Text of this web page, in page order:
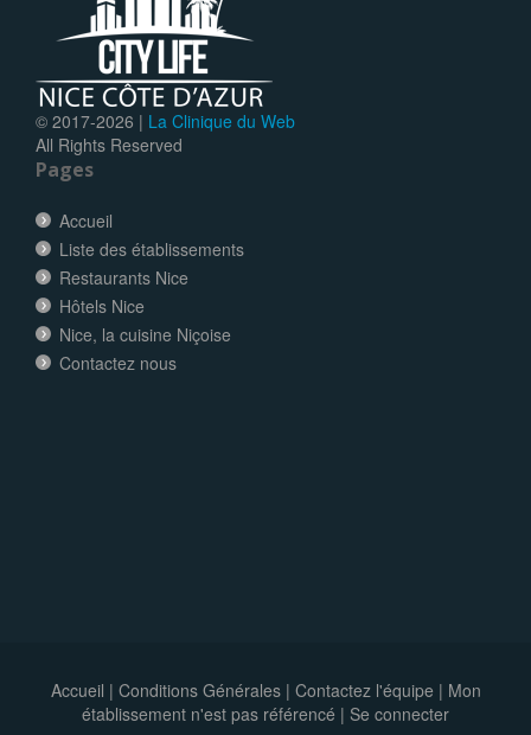
© 2017-2026 | La Clinique du Web
All Rights Reserved
Pages
Accueil
Liste des établissements
Restaurants Nice
Hôtels Nice
Nice, la cuisine Niçoise
Contactez nous
Accueil | Conditions Générales| Contactez l'équipe | Mon
établissement n'est pas référencé | Se connecter